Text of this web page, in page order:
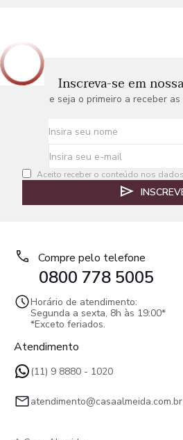
Inscreva-se em
e seja o primeiro a receber
Aceito receber o conteúdo nos
Compre pelo telefone
0800 778 5005
Horário de atendimento:
Segunda a sexta, 8h às 19:00*
*Exceto feriados.
Atendimento
(11) 9 8880 - 1020
atendimento@casaalmeida.com.br